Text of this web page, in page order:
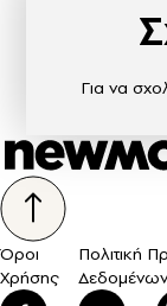
Για να
Όροι
Χρήσης
Πολιτική